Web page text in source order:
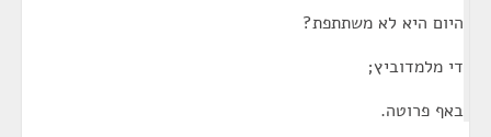
היום היא לא משתתפת?
די מלמדוביץ;
באף פרוטה.